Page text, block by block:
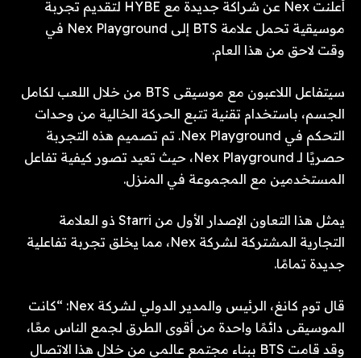
أعلنت Nex عن شراكة جديدة مع HYBE لتقديم تجربة
موسيقية تحمل علامة BTS إلى Nex Playground في
وقت لاحق من هذا العام.
سيتفاعل اللاعبون مع موسيقى BTS من خلال اللعب لكامل
الجسم، باستخدام تقنية تتبع الحركة الخالية من وحدات
التحكم في Nex Playground. تم تصميم هذه التجربة
حصريًا لـ Nex Playground، حيث تعيد تصور كيفية تفاعل
المستخدمين مع المجموعة في المنزل.
يمثل هذا التعاون الإصدار الأول من Starri ذو العلامة
التجارية المشتركة لشركة Nex، مما يخلق تجربة تفاعلية
جديدة تمامًا.
قال توم كانغ، الرئيس والمدير الدولي لشركة Nex: “كانت
الموسيقى دائمًا واحدة من أقوى الطرق لجمع الناس معًا،
وقد قامت BTS ببناء مجتمع عالمي من خلال هذا الاتصال